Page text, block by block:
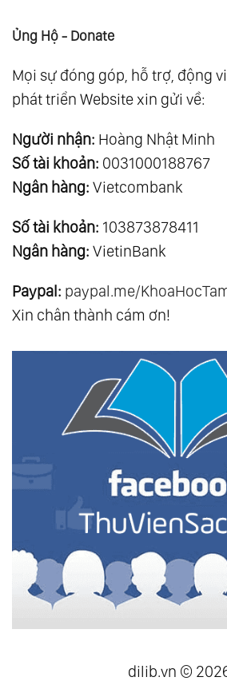
Ủng Hộ - Donate
Mọi sự đóng góp, hỗ trợ, động
phát triển Website xin gửi về:
Người nhận: Hoàng Nhật Minh
Số tài khoản: 0031000188767
Ngân hàng: Vietcombank
Số tài khoản: 103873878411
Ngân hàng: VietinBank
Paypal: paypal.me/
Xin chân thành cám ơn!
dilib.vn ©